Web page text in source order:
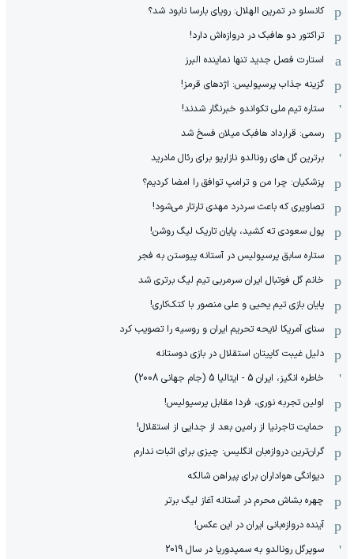
کانسلو در تمرین الهلال: رویای بارسا نابود شد؟
تراکتور دو هافبک در دروازه‌اش دارد!
استارت فصل جدید تنها نماینده البرز
گزینه جذاب پرسپولیس: اژدهای قرمز!
ستاره تیم ملی تکواندو خبرنگار شدند!
رسمی: قرارداد هافبک میلان فسخ شد
برترین گل های رونالدو نازاریو برای رئال مادرید
پزشکیان: چرا من و ترامپ توافق را امضا کردیم؟
تصاویری که باعث سردرد مهدی تارتار می‌شود!
پول سعودی ته کشید، پایان تاریک لیگ روشن!
ستاره سابق پرسپولیس در آستانه پیوستن به فجر
خانم گل فوتبال ایران سرمربی تیم لیگ برتری شد
پایان بازی تیم یحیی و علی منصور با کتک‌کاری!
سنای آمریکا لایحه تحریم ایران و روسیه را تصویب کرد
دلیل غیبت کاپیتان استقلال در بازی دوستانه
خاطره انگیز، ایران 5 - ایتالیا 5 (جام جهانی 2008)
اولین تجربه نوری، فردا مقابل پرسپولیس!
حمایت تاجرنیا از رامین بعد از جدایی از استقلال!
گران‌ترین دروازه‌بان انگلیس: چیزی برای اثبات ندارم
دیوانگی هواداران برای پیراهن شالکه
چهره بشاش محرم در آستانه آغاز لیگ برتر
آینده دروازه‌بانی ایران در این عکس!
سوپرگل رونالدو به سمپدوریا در سال 2019